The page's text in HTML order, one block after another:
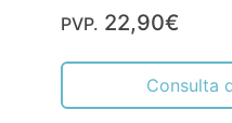
PVP. 22,90€
Consulta